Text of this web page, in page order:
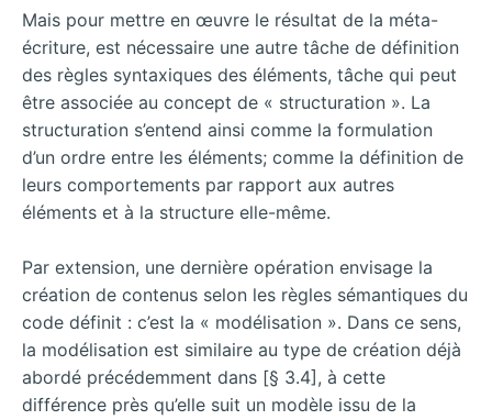
Mais pour mettre en œuvre le résultat de la méta-
écriture, est nécessaire une autre tâche de définition
des règles syntaxiques des éléments, tâche qui peut
être associée au concept de « structuration ». La
structuration s’entend ainsi comme la formulation
d’un ordre entre les éléments; comme la définition de
leurs comportements par rapport aux autres
éléments et à la structure elle-même.
Par extension, une dernière opération envisage la
création de contenus selon les règles sémantiques du
code définit : c’est la « modélisation ». Dans ce sens,
la modélisation est similaire au type de création déjà
abordé précédemment dans [§ 3.4], à cette
différence près qu’elle suit un modèle issu de la